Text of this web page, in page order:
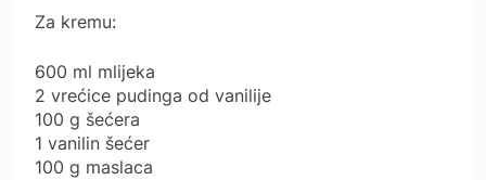
Za kremu:
600 ml mlijeka
2 vrećice pudinga od vanilije
100 g šećera
1 vanilin šećer
100 g maslaca